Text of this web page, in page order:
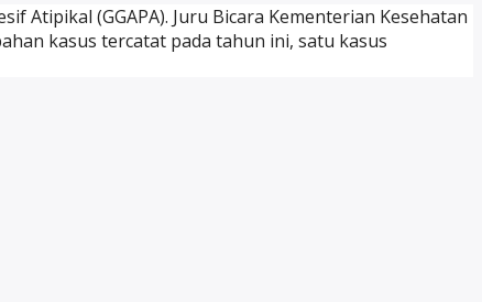
Atipikal (GGAPA). Juru Bicara Kementerian Kesehatan
kasus tercatat pada tahun ini, satu kasus